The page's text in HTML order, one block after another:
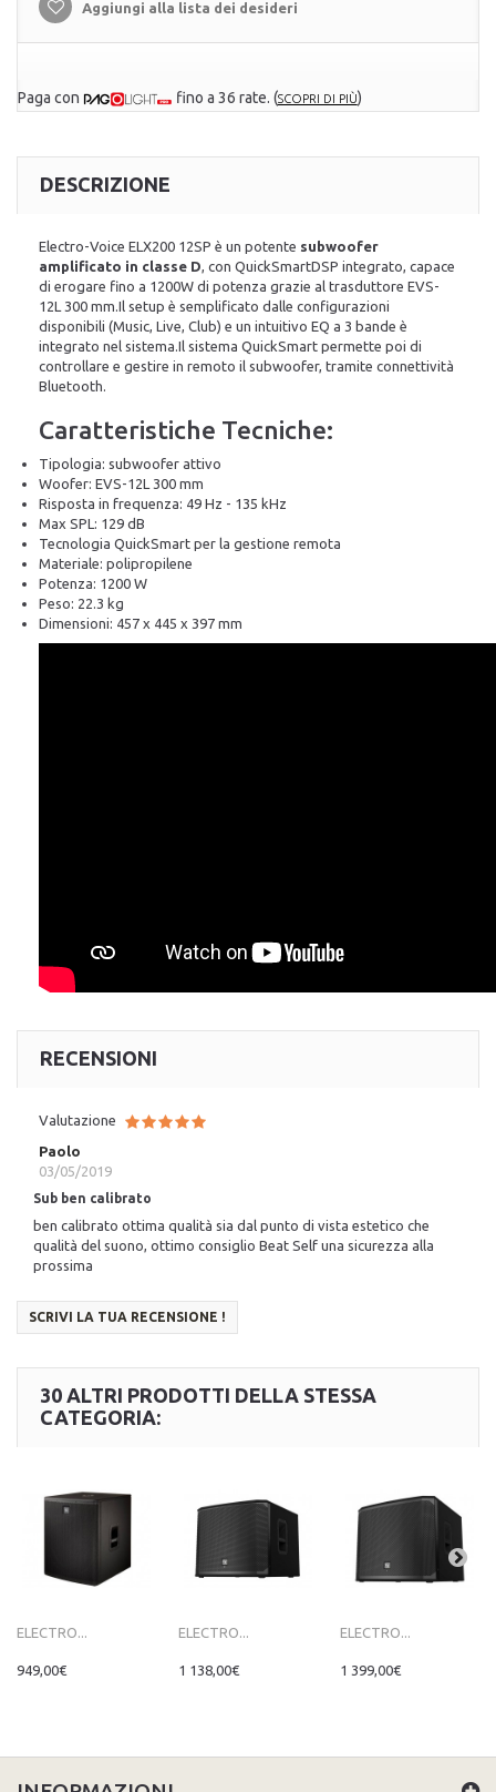
Aggiungi alla lista dei desideri
Paga con fino a 36 rate. (SCOPRI DI PIÙ)
DESCRIZIONE
Electro-Voice ELX200 12SP è un potente subwoofer
amplificato in classe D, con QuickSmartDSP integrato, capace
di erogare fino a 1200W di potenza grazie al trasduttore EVS-
12L 300 mm.Il setup è semplificato dalle configurazioni
disponibili (Music, Live, Club) e un intuitivo EQ a 3 bande è
integrato nel sistema.Il sistema QuickSmart permette poi di
controllare e gestire in remoto il subwoofer, tramite connettività
Bluetooth.
Caratteristiche Tecniche:
Tipologia: subwoofer attivo
Woofer: EVS-12L 300 mm
Risposta in frequenza: 49 Hz - 135 kHz
Max SPL: 129 dB
Tecnologia QuickSmart per la gestione remota
Materiale: polipropilene
Potenza: 1200 W
Peso: 22.3 kg
Dimensioni: 457 x 445 x 397 mm
RECENSIONI
Valutazione
Paolo
03/05/2019
Sub ben calibrato
ben calibrato ottima qualità sia dal punto di vista estetico che
qualità del suono, ottimo consiglio Beat Self una sicurezza alla
prossima
SCRIVI LA TUA RECENSIONE !
30 ALTRI PRODOTTI DELLA STESSA
CATEGORIA:
ELECTRO...
949,00€
ELECTRO...
1 138,00€
ELECTRO...
1 399,00€